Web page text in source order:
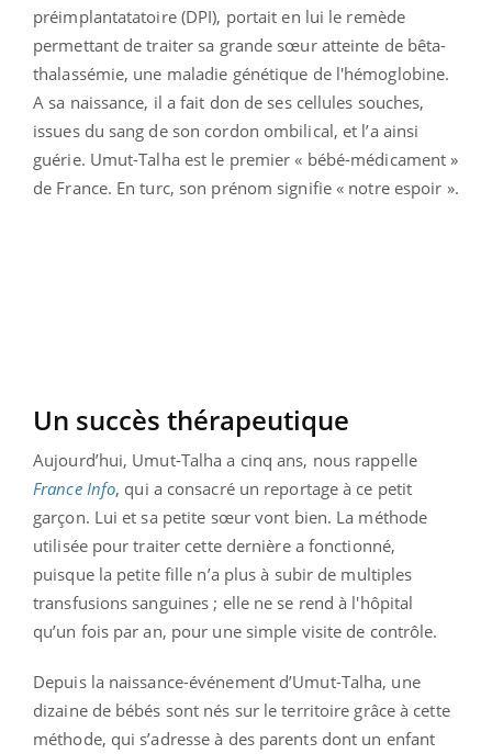
préimplantatatoire (DPI), portait en lui le remède
permettant de traiter sa grande sœur atteinte de bêta-
thalassémie, une maladie génétique de l'hémoglobine.
A sa naissance, il a fait don de ses cellules souches,
issues du sang de son cordon ombilical, et l’a ainsi
guérie. Umut-Talha est le premier « bébé-médicament »
de France. En turc, son prénom signifie « notre espoir ».
Un succès thérapeutique
Aujourd’hui, Umut-Talha a cinq ans, nous rappelle
France Info, qui a consacré un reportage à ce petit
garçon. Lui et sa petite sœur vont bien. La méthode
utilisée pour traiter cette dernière a fonctionné,
puisque la petite fille n’a plus à subir de multiples
transfusions sanguines ; elle ne se rend à l'hôpital
qu’un fois par an, pour une simple visite de contrôle.
Depuis la naissance-événement d’Umut-Talha, une
dizaine de bébés sont nés sur le territoire grâce à cette
méthode, qui s’adresse à des parents dont un enfant